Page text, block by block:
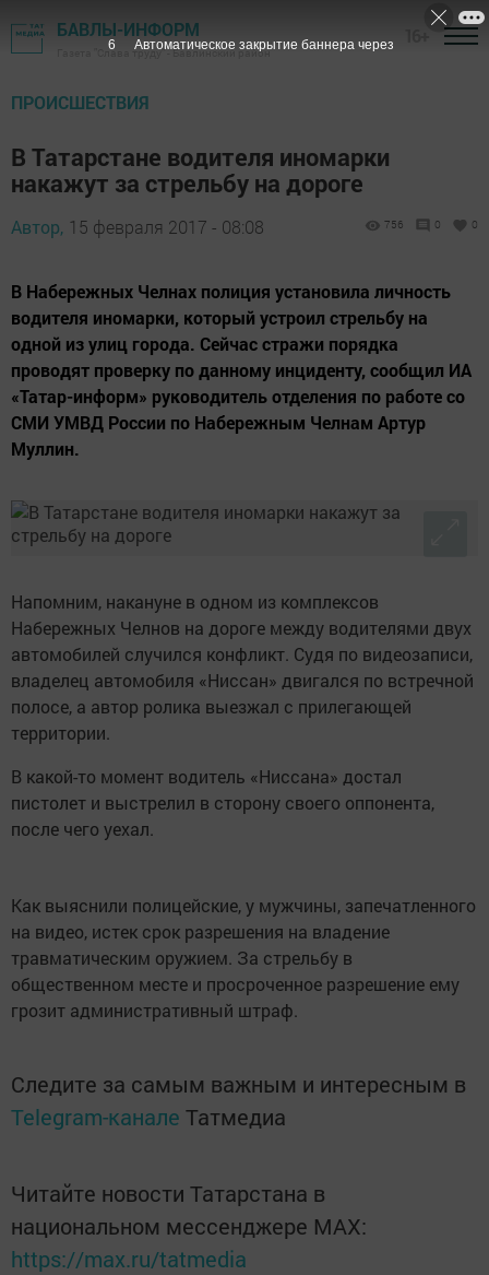
БАВЛЫ-ИНФОРМ
Газета "Слава труду" - Бавлинский район
ПРОИСШЕСТВИЯ
В Татарстане водителя иномарки
накажут за стрельбу на дороге
Автор, 15 февраля 2017 - 08:08 756 0 0
В Набережных Челнах полиция установила личность
водителя иномарки, который устроил стрельбу на
одной из улиц города. Сейчас стражи порядка
проводят проверку по данному инциденту, сообщил ИА
«Татар-информ» руководитель отделения по работе со
СМИ УМВД России по Набережным Челнам Артур
Муллин.
Напомним, накануне в одном из комплексов
Набережных Челнов на дороге между водителями двух
автомобилей случился конфликт. Судя по видеозаписи,
владелец автомобиля «Ниссан» двигался по встречной
полосе, а автор ролика выезжал с прилегающей
территории.
В какой-то момент водитель «Ниссана» достал
пистолет и выстрелил в сторону своего оппонента,
после чего уехал.
Как выяснили полицейские, у мужчины, запечатленного
на видео, истек срок разрешения на владение
травматическим оружием. За стрельбу в
общественном месте и просроченное разрешение ему
грозит административный штраф.
Следите за самым важным и интересным в
Telegram-канале Татмедиа
Читайте новости Татарстана в
национальном мессенджере MАХ:
https://max.ru/tatmedia
5 Автоматическое закрытие баннера через